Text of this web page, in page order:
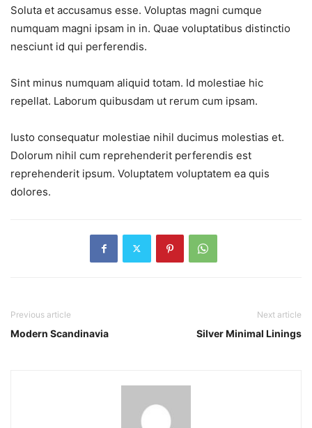
Soluta et accusamus esse. Voluptas magni cumque
numquam magni ipsam in in. Quae voluptatibus distinctio
nesciunt id qui perferendis.
Sint minus numquam aliquid totam. Id molestiae hic
repellat. Laborum quibusdam ut rerum cum ipsam.
Iusto consequatur molestiae nihil ducimus molestias et.
Dolorum nihil cum reprehenderit perferendis est
reprehenderit ipsum. Voluptatem voluptatem ea quis
dolores.
Previous article
Modern Scandinavia
Next article
Silver Minimal Linings